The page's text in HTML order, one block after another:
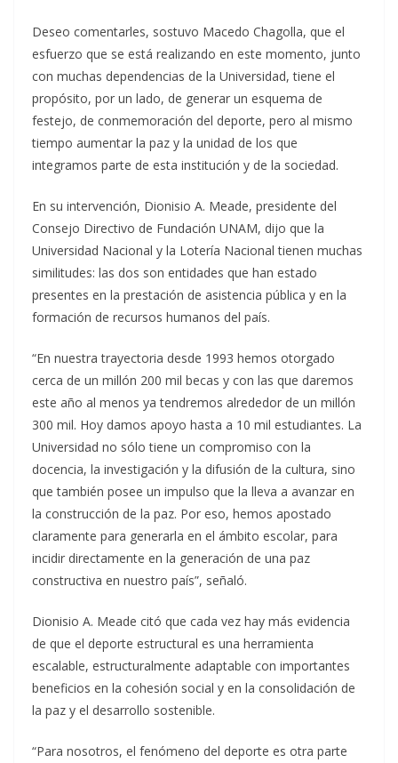
Deseo comentarles, sostuvo Macedo Chagolla, que el
esfuerzo que se está realizando en este momento, junto
con muchas dependencias de la Universidad, tiene el
propósito, por un lado, de generar un esquema de
festejo, de conmemoración del deporte, pero al mismo
tiempo aumentar la paz y la unidad de los que
integramos parte de esta institución y de la sociedad.
En su intervención, Dionisio A. Meade, presidente del
Consejo Directivo de Fundación UNAM, dijo que la
Universidad Nacional y la Lotería Nacional tienen muchas
similitudes: las dos son entidades que han estado
presentes en la prestación de asistencia pública y en la
formación de recursos humanos del país.
“En nuestra trayectoria desde 1993 hemos otorgado
cerca de un millón 200 mil becas y con las que daremos
este año al menos ya tendremos alrededor de un millón
300 mil. Hoy damos apoyo hasta a 10 mil estudiantes. La
Universidad no sólo tiene un compromiso con la
docencia, la investigación y la difusión de la cultura, sino
que también posee un impulso que la lleva a avanzar en
la construcción de la paz. Por eso, hemos apostado
claramente para generarla en el ámbito escolar, para
incidir directamente en la generación de una paz
constructiva en nuestro país”, señaló.
Dionisio A. Meade citó que cada vez hay más evidencia
de que el deporte estructural es una herramienta
escalable, estructuralmente adaptable con importantes
beneficios en la cohesión social y en la consolidación de
la paz y el desarrollo sostenible.
“Para nosotros, el fenómeno del deporte es otra parte